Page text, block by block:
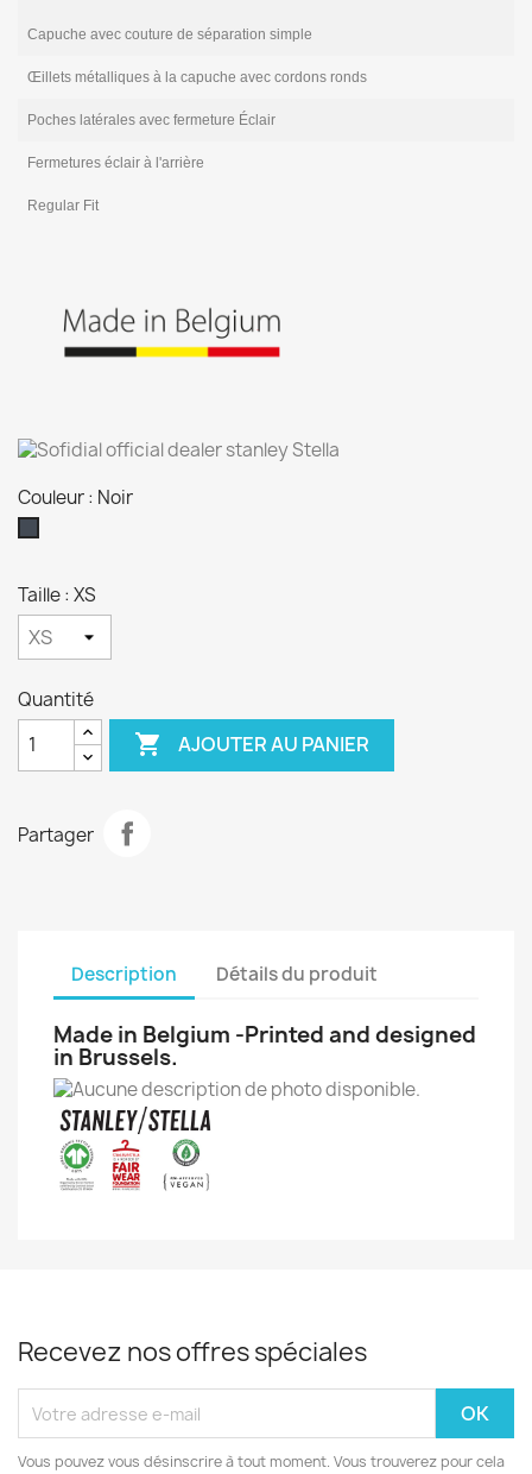
Capuche avec couture de séparation simple
Œillets métalliques à la capuche avec cordons ronds
Poches latérales avec fermeture Éclair
Fermetures éclair à l'arrière
Regular Fit
Couleur : Noir
Taille : XS
Quantité
 AJOUTER AU PANIER
Partager
Description Détails du produit
Made in Belgium -Printed and designed
in Brussels.
Recevez nos offres spéciales
Vous pouvez vous désinscrire à tout moment. Vous trouverez pour cela